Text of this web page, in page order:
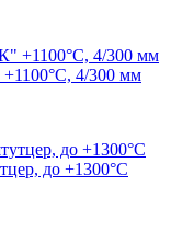
4/300 мм
до +1300°C